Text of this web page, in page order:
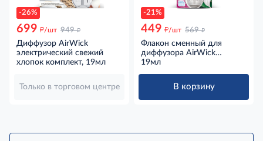
-26%
699 д/шт 949 д
Диффузор AirWick
электрический свежий
хлопок комплект, 19мл
Только в торговом центре
-21%
449 д/шт 569 д
Флакон сменный для
диффузора AirWick
Нежный шелк и лилия,
19мл
В корзину